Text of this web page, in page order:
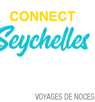
VOYAGES DE NOCES